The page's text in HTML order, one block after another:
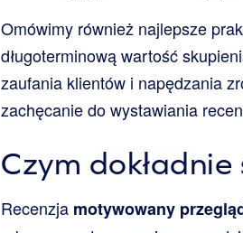
Omówimy również najlepsze
długoterminową wartość
zaufania klientów i napędzania
zachęcanie do wystawiania
Czym
Recenzja motywowany